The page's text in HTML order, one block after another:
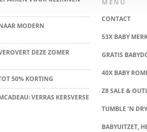
MODERN
DEZE ZOMER
50% KORTING
VERRAS KERSVERSE
MENU
CONTACT
53X BABY
GRATIS
40X BABY
Z8 SALE &
TUMBLE ‘N
BABYUITZET,